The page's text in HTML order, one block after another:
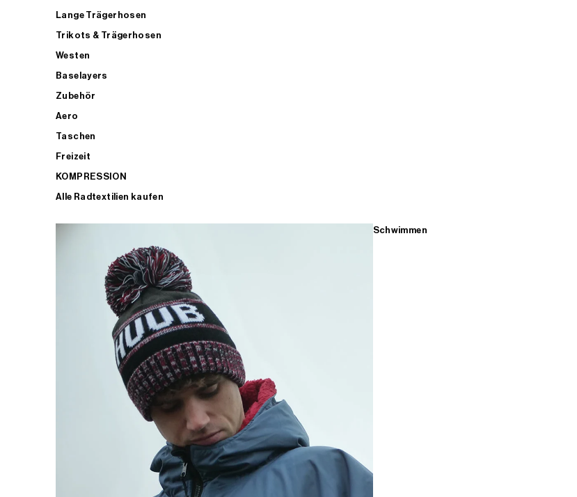
Lange Trägerhosen
Trikots & Trägerhosen
Westen
Baselayers
Zubehör
Aero
Taschen
Freizeit
KOMPRESSION
Alle Radtextilien kaufen
Schwimmen